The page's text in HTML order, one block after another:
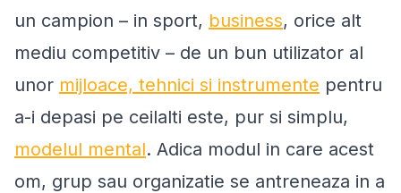
un campion – in sport, business, orice alt
mediu competitiv – de un bun utilizator al
unor mijloace, tehnici si instrumente pentru
a-i depasi pe ceilalti este, pur si simplu,
modelul mental. Adica modul in care acest
om, grup sau organizatie se antreneaza in a